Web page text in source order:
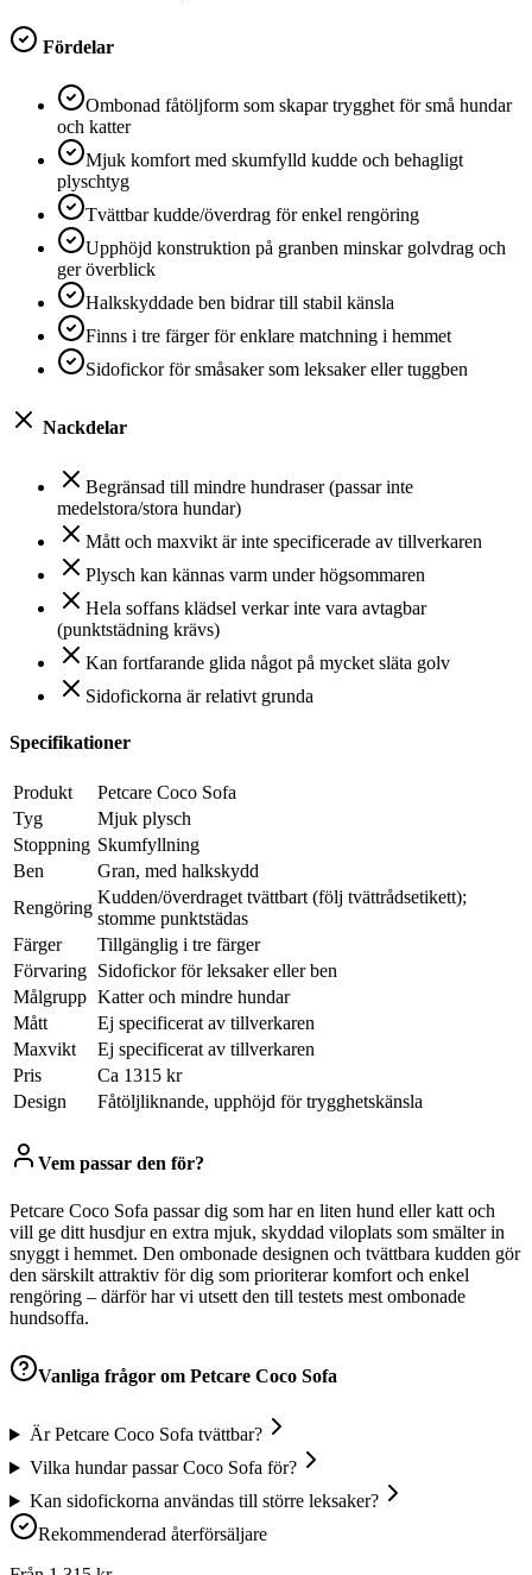
Fördelar
Ombonad fåtöljform som skapar trygghet för små hundar
och katter
Mjuk komfort med skumfylld kudde och behagligt
plyschtyg
Tvättbar kudde/överdrag för enkel rengöring
Upphöjd konstruktion på granben minskar golvdrag och
ger överblick
Halkskyddade ben bidrar till stabil känsla
Finns i tre färger för enklare matchning i hemmet
Sidofickor för småsaker som leksaker eller tuggben
Nackdelar
Begränsad till mindre hundraser (passar inte
medelstora/stora hundar)
Mått och maxvikt är inte specificerade av tillverkaren
Plysch kan kännas varm under högsommaren
Hela soffans klädsel verkar inte vara avtagbar
(punktstädning krävs)
Kan fortfarande glida något på mycket släta golv
Sidofickorna är relativt grunda
Specifikationer
Produkt
Petcare Coco Sofa
Tyg
Mjuk plysch
Stoppning Skumfyllning
Ben
Gran, med halkskydd
Rengöring
Kudden/överdraget tvättbart (följ tvättrådsetikett);
stomme punktstädas
Färger
Tillgänglig i tre färger
Förvaring Sidofickor för leksaker eller ben
Målgrupp Katter och mindre hundar
Mått
Ej specificerat av tillverkaren
Maxvikt
Ej specificerat av tillverkaren
Pris
Ca 1315 kr
Design
Fåtöljliknande, upphöjd för trygghetskänsla
Vem passar den för?
Petcare Coco Sofa passar dig som har en liten hund eller katt och
vill ge ditt husdjur en extra mjuk, skyddad viloplats som smälter in
snyggt i hemmet. Den ombonade designen och tvättbara kudden gör
den särskilt attraktiv för dig som prioriterar komfort och enkel
rengöring – därför har vi utsett den till testets mest ombonade
hundsoffa.
Vanliga frågor om Petcare Coco Sofa
Är Petcare Coco Sofa tvättbar?
Vilka hundar passar Coco Sofa för?
Kan sidofickorna användas till större leksaker?
Rekommenderad återförsäljare